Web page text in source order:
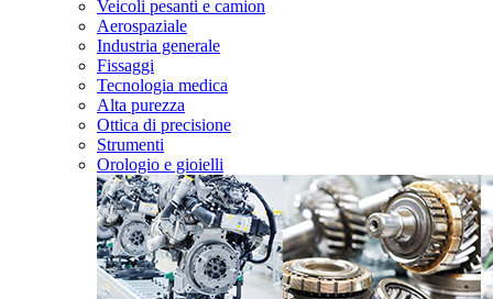
Veicoli pesanti e camion
Aerospaziale
Industria generale
Fissaggi
Tecnologia medica
Alta purezza
Ottica di precisione
Strumenti
Orologio e gioielli